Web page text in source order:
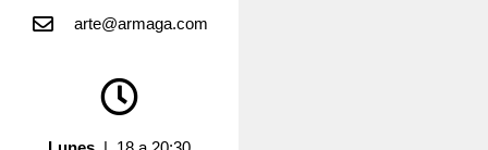
arte@armaga.com